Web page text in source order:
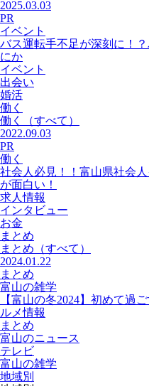
2025.03.03
PR
イベント
バス運転手不足が深刻に！
にか
イベント
出会い
婚活
働く
働く
（すべて）
2022.09.03
PR
働く
社会人必見！！富山県社会
が面白い！
求人情報
インタビュー
お金
まとめ
まとめ （すべて）
2024.01.22
まとめ
富山の雑学
【富山の冬2024】初めて過
ルメ情報
まとめ
富山のニュース
テレビ
富山の雑学
地域別